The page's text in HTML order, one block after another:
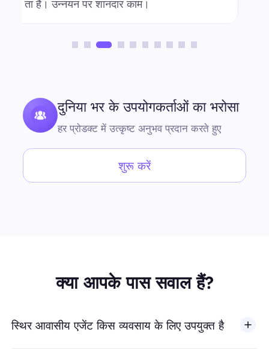
मार्केट रिसर्च टीम
दुनिया भर के उपयोगकर्ताओं का भरोसा
हर प्रोडक्ट में उत्कृष्ट अनुभव प्रदान करते हुए
शुरू करें
क्या आपके पास सवाल हैं?
स्थिर आवासीय एजेंट किस व्यवसाय के लिए उपयुक्त है